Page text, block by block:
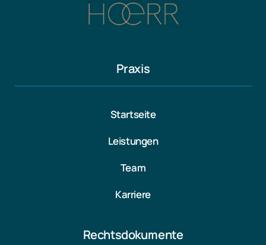
Praxis
Startseite
Leistungen
Team
Karriere
Rechtsdokumente